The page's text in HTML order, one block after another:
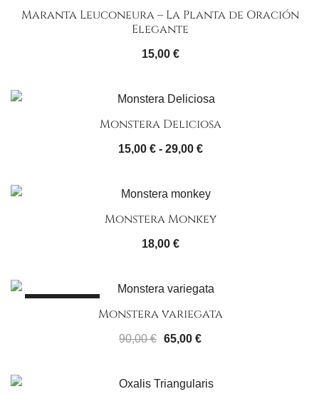
Maranta Leuconeura – La Planta de Oración
Elegante
15,00 €
Monstera Deliciosa
15,00 € - 29,00 €Rango
desde
15,00 €
Monstera Monkey
18,00 €
Monstera variegata
90,00€ El
65,00 €El